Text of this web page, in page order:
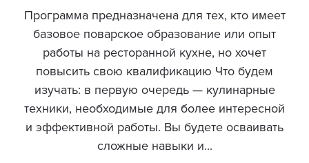
Программа предназначена для тех, кто имеет
базовое поварское образование или опыт
работы на ресторанной кухне, но хочет
повысить свою квалификацию Что будем
изучать: в первую очередь — кулинарные
техники, необходимые для более интересной
и эффективной работы. Вы будете осваивать
сложные навыки и...